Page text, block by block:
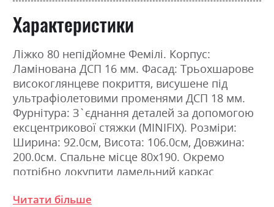
Характеристики
Ліжко 80 непідйомне Фемілі. Корпус:
Ламінована ДСП 16 мм. Фасад: Трьохшарове
високоглянцеве покриття, висушене під
ультрафіолетовими променями ДСП 18 мм.
Фурнітура: З`єднання деталей за допомогою
ексцентрикової стяжки (MINIFIX). Розміри:
Ширина: 92.0см, Висота: 106.0см, Довжина:
200.0см. Спальне місце 80х190. Окремо
потрібно докупити ламельний каркас
Читати більше